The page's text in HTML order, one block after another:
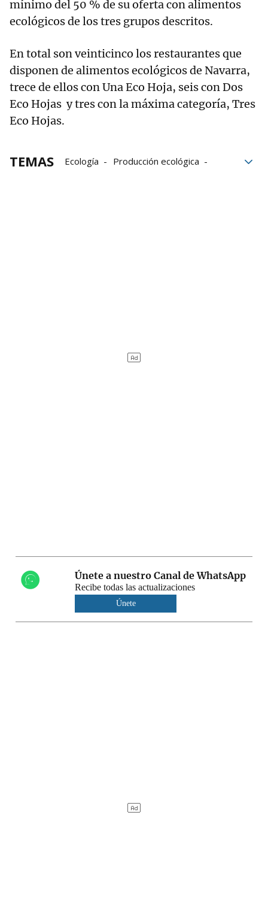
mínimo del 50 % de su oferta con alimentos
ecológicos de los tres grupos descritos.
En total son veinticinco los restaurantes que
disponen de alimentos ecológicos de Navarra,
trece de ellos con Una Eco Hoja, seis con Dos
Eco Hojas y tres con la máxima categoría, Tres
Eco Hojas.
TEMAS Ecología
Producción ecológica
Únete a nuestro Canal de WhatsApp
Recibe todas las actualizaciones
Únete